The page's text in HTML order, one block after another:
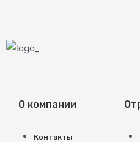
О компании
Контакты